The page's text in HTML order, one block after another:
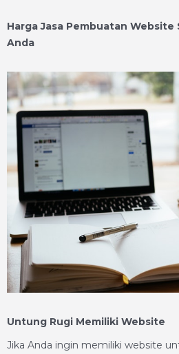
Harga Jasa Pembuatan
Anda
Untung Rugi Memiliki Website
Jika Anda ingin memiliki website